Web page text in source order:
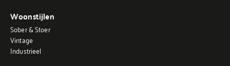
Woonstijlen
Sober & Stoer
Vintage
Industrieel